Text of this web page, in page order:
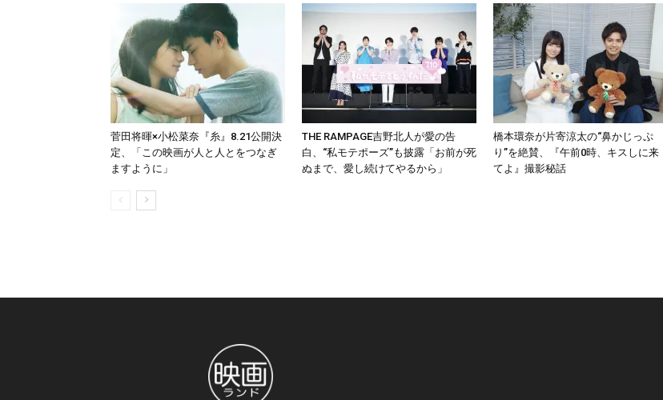
菅田将暉×小松菜奈『糸』8.21公開決
定、「この映画が人と人とをつなぎ
ますように」
THE RAMPAGE吉野北人が愛の告
白、“私モテポーズ”も披露「お前が死
ぬまで、愛し続けてやるから」
橋本環奈が片寄涼太の“鼻かじっぷ
り”を絶賛、『午前0時、キスしに来
てよ』撮影秘話